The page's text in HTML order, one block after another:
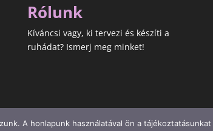
Rólunk
Kíváncsi vagy, ki tervezi és készíti a
ruhádat? Ismerj meg minket!
A honlapunk használatával ön a